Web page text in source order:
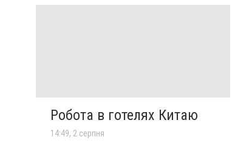
Робота в готелях Китаю
14:49, 2 серпня